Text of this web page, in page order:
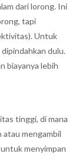
dari lorong. Ini
tapi
Untuk
dulu.
biayanya lebih
tinggi, di mana
mengambil
menyimpan